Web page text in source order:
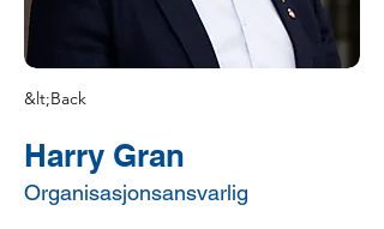
&lt;Back
Harry Gran
Organisasjonsansvarlig